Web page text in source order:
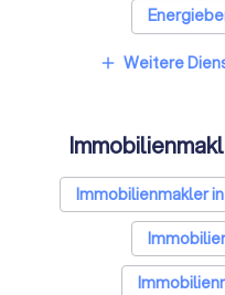
add Weitere
Immobilienmakler